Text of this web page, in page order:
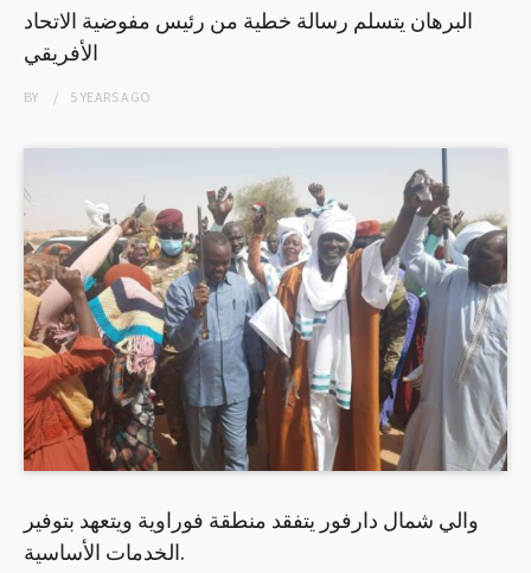
البرهان يتسلم رسالة خطية من رئيس مفوضية الاتحاد
الأفريقي
BY 5 YEARSAGO
والي شمال دارفور يتفقد منطقة فوراوية ويتعهد بتوفير
الخدمات الأساسية.